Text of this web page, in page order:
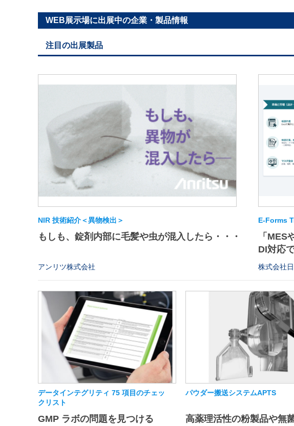
WEB展示場に出展中の企業・製品情報
注目の出展製品
NIR 技術紹介＜異物検出＞
もしも、錠剤内部に毛髪や虫が混入したら・・・
アンリツ株式会社
E-Forms
「MES
DI対応
株式会社
データインテグリティ 75 項目のチェッ
クリスト
GMP ラボの問題を見つける
パウダー搬送システムAPTS
高薬理活性の粉製品や無